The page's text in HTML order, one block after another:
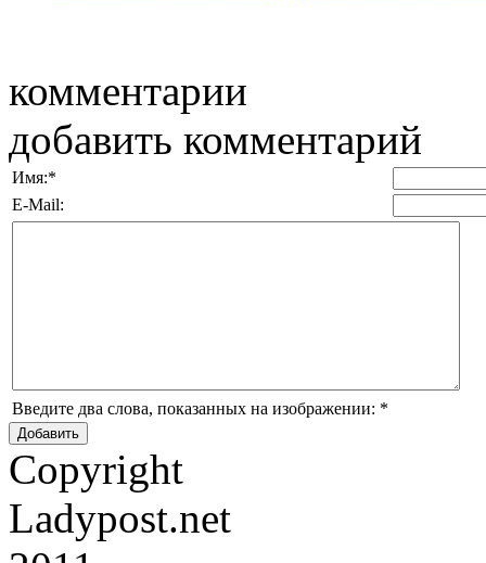
комментарии
добавить комментарий
Имя:*
E-Mail:
Введите два слова, показанных на изображении: *
Copyright
Ladypost.net